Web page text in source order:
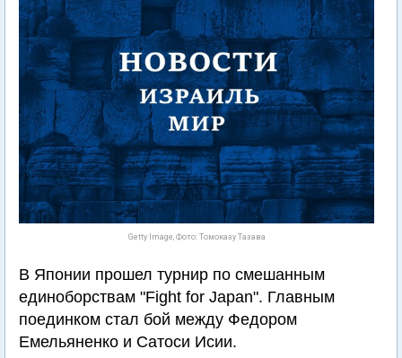
Getty Image, Фото: Томоказу Тазава
В Японии прошел турнир по смешанным
единоборствам "Fight for Japan". Главным
поединком стал бой между Федором
Емельяненко и Сатоси Исии.